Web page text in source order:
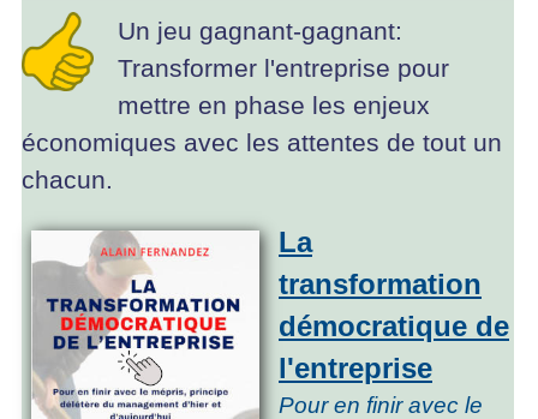
Un jeu gagnant-gagnant:
Transformer l'entreprise pour
mettre en phase les enjeux
économiques avec les attentes de tout un
chacun.
La
transformation
démocratique de
l'entreprise
Pour en finir avec le